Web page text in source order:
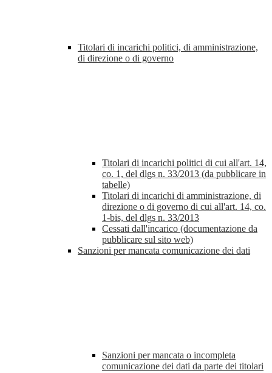
Titolari di incarichi politici, di amministrazione,
di direzione o di governo
Titolari di incarichi politici di cui all'art. 14,
co. 1, del dlgs n. 33/2013 (da pubblicare in
tabelle)
Titolari di incarichi di amministrazione, di
direzione o di governo di cui all'art. 14, co.
1-bis, del dlgs n. 33/2013
Cessati dall'incarico (documentazione da
pubblicare sul sito web)
Sanzioni per mancata comunicazione dei dati
Sanzioni per mancata o incompleta
comunicazione dei dati da parte dei titolari